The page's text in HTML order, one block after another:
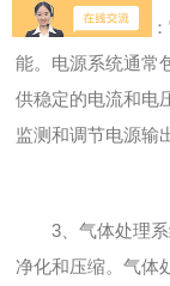
2、电源系统：
能。电源系统通常
供稳定的电流和电
监测和调节电源输
3、气体处理系
净化和压缩。气体